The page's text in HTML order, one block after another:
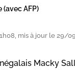
(avec AFP)
mis à jour le 29/
Macky